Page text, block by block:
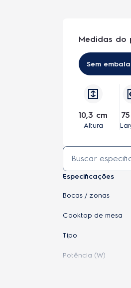
5 Bocas Electrolux a Gás
Medidas do
Sem
10,3 cm
Altura
Especificações
Bocas / zonas
Cooktop de mesa
Tipo
Potência (W)